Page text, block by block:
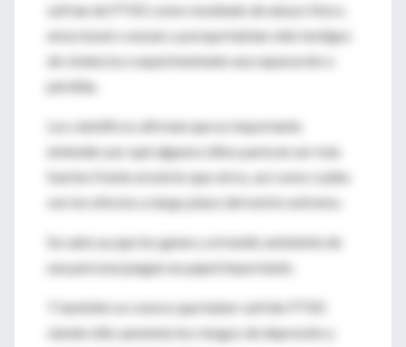
sufrían de PTSD como resultado de abuso físico,
emocional o sexual, o porque habían sido testigos
de violencia o experimentado una separación o
pérdida.
Los científicos afirman que es importante
entender por qué algunos niños parecen ser más
fuertes frente al estrés que otros, así como cuáles
son los efectos a largo plazo del estrés extremo.
Se sabe ya que los genes y el medio ambiente de
una persona juegan un papel importante.
Y también se conoce que haber sufrido PTSD
siendo niño aumenta los riesgos de depresión y